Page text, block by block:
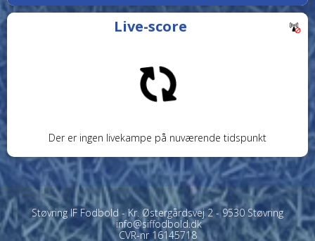
Live-score
Der er ingen livekampe på nuværende tidspunkt
Støvring IF Fodbold - Kr. Østergårdsvej 2 - 9530 Støvring
info@siffodbold.dk
CVR-nr 16145718